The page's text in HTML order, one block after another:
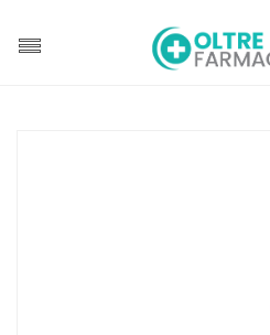
Korff Mk Korff Mk Fond
Korff Mk Korff Mk Fond Lifting